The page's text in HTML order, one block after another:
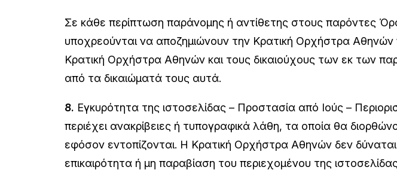
Σε κάθε περίπτωση παράνομης ή αντίθετης στους παρόντες
υποχρεούνται να αποζημιώνουν την Κρατική Ορχήστρα Αθηνών
Κρατική Ορχήστρα Αθηνών και τους δικαιούχους των εκ των
από τα δικαιώματά τους αυτά.
8. Εγκυρότητα της ιστοσελίδας – Προστασία από Ιούς –
περιέχει ανακρίβειες ή τυπογραφικά λάθη, τα οποία θα
εφόσον εντοπίζονται. Η Κρατική Ορχήστρα Αθηνών δεν
επικαιρότητα ή μη παραβίαση του περιεχομένου της